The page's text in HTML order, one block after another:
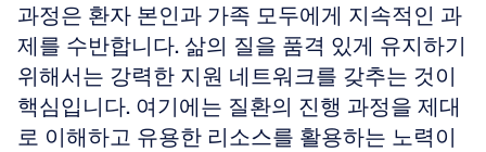
과정은 환자 본인과 가족 모두에게 지속적인 과
제를 수반합니다. 삶의 질을 품격 있게 유지하기
위해서는 강력한 지원 네트워크를 갖추는 것이
핵심입니다. 여기에는 질환의 진행 과정을 제대
로 이해하고 유용한 리소스를 활용하는 노력이